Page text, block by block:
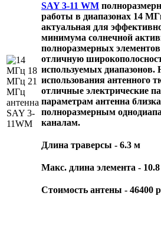
SAY 3-11 WM
работы в диапазонах 14
актуальная для
минимума солнечной
полноразмерных элементов
отличную
используемых диапазонов.
использования антенного
отличные электрические
параметрам антенна
полноразмерным
каналам.
Длина траверсы - 6.3 м
Макс. длина элемента -
Стоимость антены - 46400